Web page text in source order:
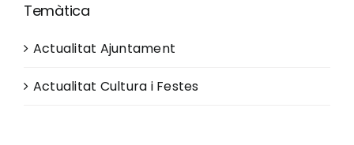
Temàtica
Actualitat Ajuntament
Actualitat Cultura i Festes